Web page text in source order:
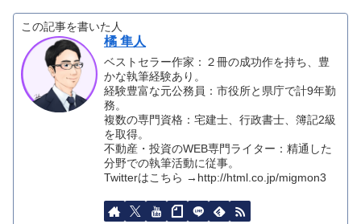
この記事を書いた人
橘 隼人
ベストセラー作家：２冊の成功作を持ち、豊
かな執筆経験あり。
経験豊富な元公務員：市役所と県庁で計9年勤
務。
複数の専門資格：宅建士、行政書士、簿記2級
を取得。
不動産・投資のWEB専門ライター：精通した
分野での執筆活動に従事。
Twitterはこちら →http://html.co.jp/migmon3